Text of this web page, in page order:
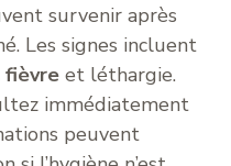
survenir après
Les signes incluent
fièvre et léthargie.
immédiatement
peuvent